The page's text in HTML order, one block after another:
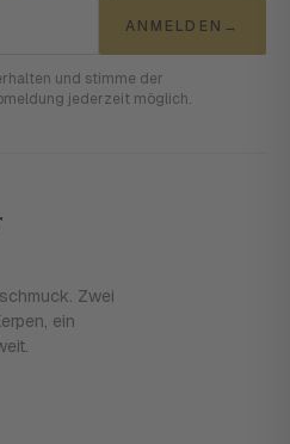
ANMELDEN →
und stimme der
jederzeit möglich.
Zwei
ein